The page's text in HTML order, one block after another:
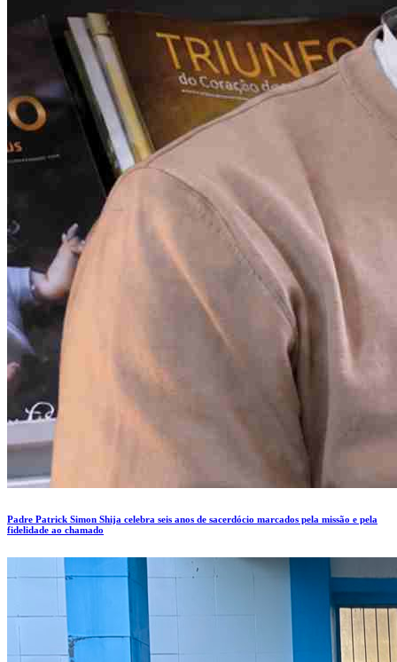
Padre Patrick Simon Shija celebra seis anos de sacerdócio marcados pela missão e pela
fidelidade ao chamado